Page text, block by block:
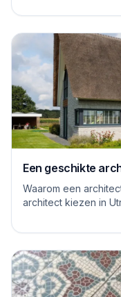
Een geschikte
moet je op letten
Waarom een
architect kiezen in